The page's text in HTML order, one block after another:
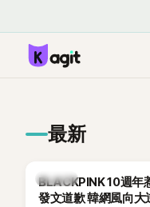
最新
K-POP
BLACKPINK 10週
發文道歉 韓網風向大